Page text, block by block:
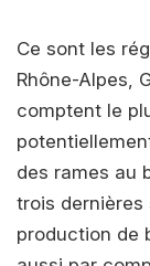
Ce sont les
Rhône-Alpes,
comptent le
des rames au
trois dernières
production de